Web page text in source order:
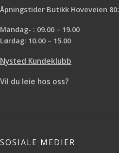
Åpningstider Butikk Hoveveien 80:
Mandag- : 09.00 – 19.00
Lørdag: 10.00 – 15.00
Nysted Kundeklubb
Vil du leie hos oss?
SOSIALE MEDIER